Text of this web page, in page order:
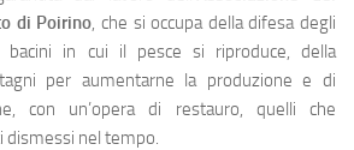
di Poirino, che si occupa della difesa degli
bacini in cui il pesce si riproduce, della
per aumentarne la produzione e di
con un’opera di restauro, quelli che
dismessi nel tempo.